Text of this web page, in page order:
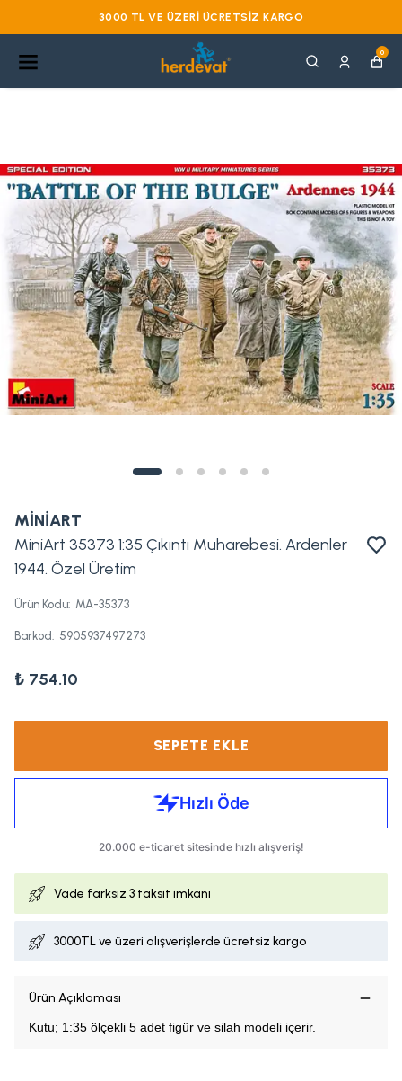
3000 TL VE ÜZERI ÜCRETSIZ KARGO
0
MİNİART
MiniArt 35373 1:35 Çıkıntı Muharebesi. Ardenler
1944. Özel Üretim
Ürün Kodu: MA-35373
Barkod: 5905937497273
₺ 754.10
SEPETE EKLE
Vade farksız 3 taksit imkanı
3000TL ve üzeri alışverişlerde ücretsiz kargo
Ürün Açıklaması
Kutu; 1:35 ölçekli 5 adet figür ve silah modeli içerir.